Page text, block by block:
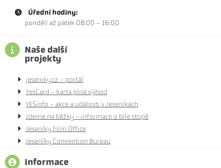
Úřední hodiny:
pondělí až pátek 08:00 - 16:00
Naše další
projekty
jeseniky.cz - portál
YesCard - karta plná výhod
YESinfo - akce a události v Jeseníkách
Jdeme na běžky - informace o bíle stopě
Jeseníky Film Office
Jeseníky Convention Bureau
Informace